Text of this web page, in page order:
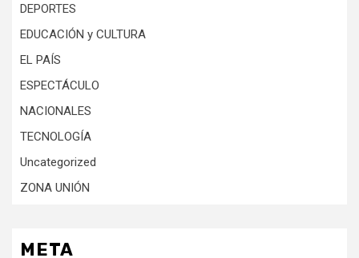
DEPORTES
EDUCACIÓN y CULTURA
EL PAÍS
ESPECTÁCULO
NACIONALES
TECNOLOGÍA
Uncategorized
ZONA UNIÓN
META